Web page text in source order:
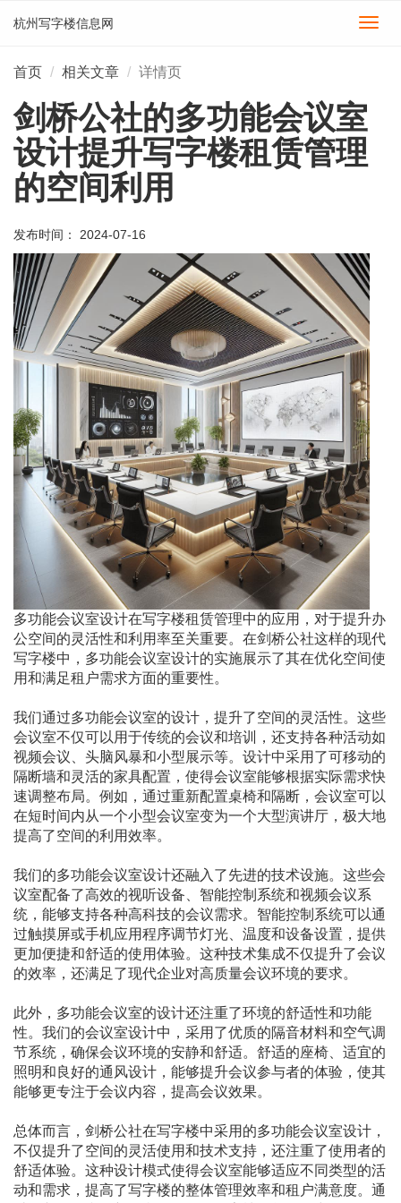
切
杭州写字楼信息网
首页 相关文章 详情页
剑桥公社的多功能会议室
设计提升写字楼租赁管理
的空间利用
发布时间： 2024-07-16
多功能会议室设计在写字楼租赁管理中的应用，对于提升办
公空间的灵活性和利用率至关重要。在剑桥公社这样的现代
写字楼中，多功能会议室设计的实施展示了其在优化空间使
用和满足租户需求方面的重要性。
我们通过多功能会议室的设计，提升了空间的灵活性。这些
会议室不仅可以用于传统的会议和培训，还支持各种活动如
视频会议、头脑风暴和小型展示等。设计中采用了可移动的
隔断墙和灵活的家具配置，使得会议室能够根据实际需求快
速调整布局。例如，通过重新配置桌椅和隔断，会议室可以
在短时间内从一个小型会议室变为一个大型演讲厅，极大地
提高了空间的利用效率。
我们的多功能会议室设计还融入了先进的技术设施。这些会
议室配备了高效的视听设备、智能控制系统和视频会议系
统，能够支持各种高科技的会议需求。智能控制系统可以通
过触摸屏或手机应用程序调节灯光、温度和设备设置，提供
更加便捷和舒适的使用体验。这种技术集成不仅提升了会议
的效率，还满足了现代企业对高质量会议环境的要求。
此外，多功能会议室的设计还注重了环境的舒适性和功能
性。我们的会议室设计中，采用了优质的隔音材料和空气调
节系统，确保会议环境的安静和舒适。舒适的座椅、适宜的
照明和良好的通风设计，能够提升会议参与者的体验，使其
能够更专注于会议内容，提高会议效果。
总体而言，剑桥公社在写字楼中采用的多功能会议室设计，
不仅提升了空间的灵活使用和技术支持，还注重了使用者的
舒适体验。这种设计模式使得会议室能够适应不同类型的活
动和需求，提高了写字楼的整体管理效率和租户满意度。通